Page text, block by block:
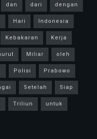
dan dari
dengan
Hari
Indonesia
Kebakaran
Kerja
Miliar
oleh
Polisi
Prabowo
Setelah
Siap
Triliun
untuk